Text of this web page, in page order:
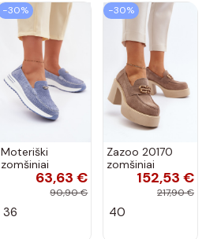
−30%
Moteriški
zomšiniai
mokasinai
Demela mėlynos
63,63 €
90,90 €
36
−30%
Zazoo 20170
zomšiniai
bateliai su
kulniukais smėlio
152,53 €
217,90 €
40